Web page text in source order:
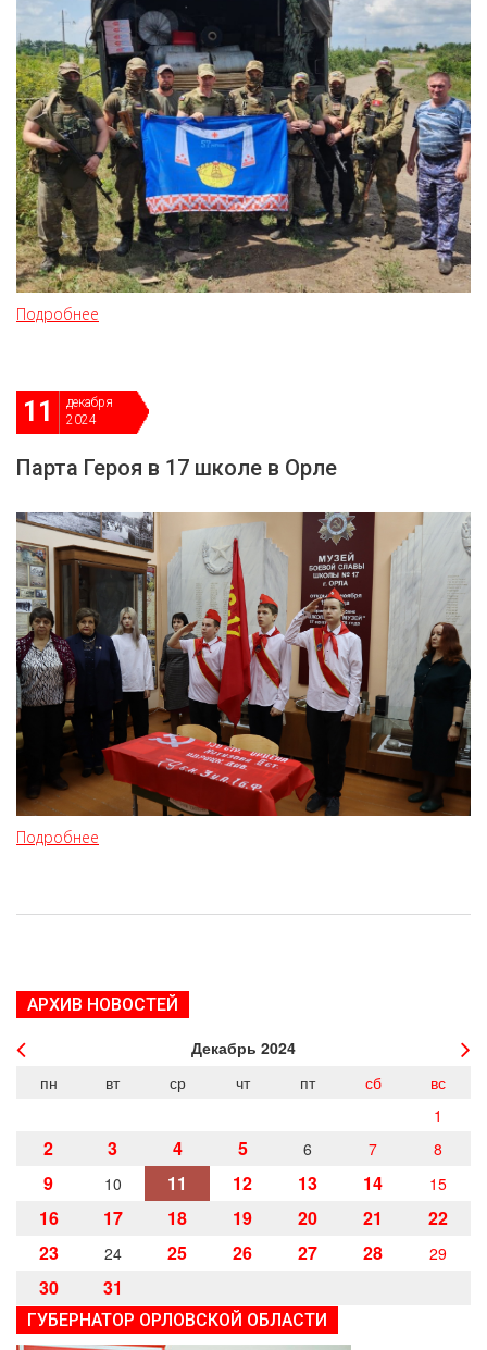
Подробнее
11
декабря
2024
Парта Героя в 17 школе в Орле
Подробнее
АРХИВ НОВОСТЕЙ
Декабрь 2024
пн
вт ср чт пт сб
вс
1
2 3 4 5 6 7 8
9 10 11 12 13 14 15
16 17 18 19 20 21
22
23
24 25 26 27 28 29
30 31
ГУБЕРНАТОР ОРЛОВСКОЙ ОБЛАСТИ